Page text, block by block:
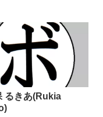
るきあ(Rukia